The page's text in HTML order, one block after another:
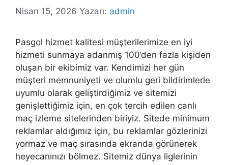
Nisan 15, 2026 Yazarı: admin
Pasgol hizmet kalitesi müşterilerimize en iyi
hizmeti sunmaya adanmış 100’den fazla kişiden
oluşan bir ekibimiz var. Kendimizi her gün
müşteri memnuniyeti ve olumlu geri bildirimlerle
uyumlu olarak geliştirdiğimiz ve sitemizi
genişlettiğimiz için, en çok tercih edilen canlı
maç izleme sitelerinden biriyiz. Sitede minimum
reklamlar aldığımız için, bu reklamlar gözlerinizi
yormaz ve maç sırasında ekranda görünerek
heyecanınızı bölmez. Sitemiz dünya liglerinin